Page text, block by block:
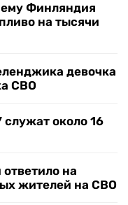
Финляндия
на тысячи
девочка
СВО
около 16
на
жителей на СВО